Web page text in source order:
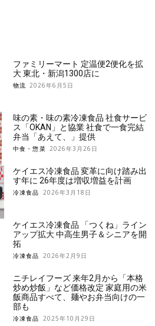
ファミリーマート 定温便2便化を拡
大 東北・新潟1300店に
物流 2026年6月5日
味の素・味の素冷凍食品 社食サービ
ス「OKAN」と協業 社食で一食完結
弁当「あえて、」提供
中食・惣菜 2026年3月26日
ケイエス冷凍食品 変革に向け踏み出
す年に 26年度は増収増益を計画
冷凍食品 2026年3月18日
ケイエス冷凍食品 「つくね」ライン
アップ拡大 中高生男子＆シニアを開
拓
冷凍食品 2026年2月9日
ニチレイフーズ 来年2月から「本格
炒め炒飯」など価格改定 家庭用の米
飯商品すべて、麺やお弁当向けの一
部も
冷凍食品 2025年10月29日